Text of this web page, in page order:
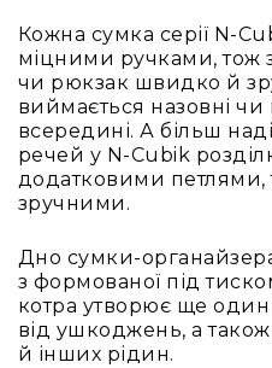
кейси
L
XL
XXL
Сумки
рюкзаки
Рюкзаки
Сумки
Органайзери
Кожна сумка серії N-
міцними ручками, тож
чи рюкзак швидко й
виймається назовні чи
всередині. А більш
речей у N-Cubik
додатковими
зручними.
Дно сумки-
з формованої під
котра утворює ще один
від ушкоджень, а
й інших рідин.